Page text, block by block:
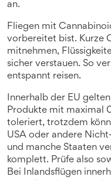
an.
Fliegen mit
vorbereitet bist. Kurze
mitnehmen,
sicher verstauen. So
entspannt reisen.
Innerhalb der EU
Produkte mit maximal
toleriert, trotzdem
USA oder andere
und manche Staaten
komplett. Prüfe also
Bei Inlandsflügen